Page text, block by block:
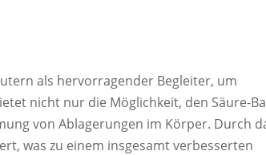
als hervorragender Begleiter, um
nicht nur die Möglichkeit, den Säure-
von Ablagerungen im Körper. Durch
was zu einem insgesamt verbesserten